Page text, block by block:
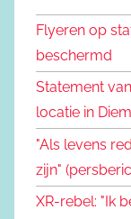
Flyeren op
beschermd
Statement
locatie in
"Als levens
zijn"
XR-rebel: "Ik